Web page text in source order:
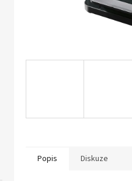
Popis Diskuze